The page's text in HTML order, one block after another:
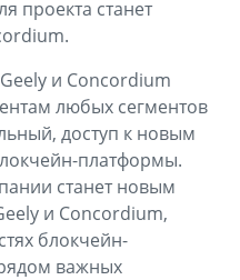
PREFACE
от 3 079 990 ₽*
проекта станет
и Concordium
любых сегментов
доступ к новым
платформы.
станет новым
и Concordium,
блокчейн-
важных